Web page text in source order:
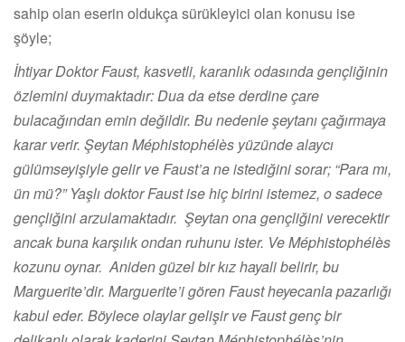
sahip olan eserin oldukça sürükleyici olan konusu ise
şöyle;
İhtiyar Doktor Faust, kasvetli, karanlık odasında gençliğinin
özlemini duymaktadır: Dua da etse derdine çare
bulacağından emin değildir. Bu nedenle şeytanı çağırmaya
karar verir. Şeytan Méphistophélès yüzünde alaycı
gülümseyişiyle gelir ve Faust’a ne istediğini sorar; “Para mı,
ün mü?” Yaşlı doktor Faust ise hiç birini istemez, o sadece
gençliğini arzulamaktadır. Şeytan ona gençliğini verecektir
ancak buna karşılık ondan ruhunu ister. Ve Méphistophélès
kozunu oynar. Aniden güzel bir kız hayali belirir, bu
Marguerite’dir. Marguerite’i gören Faust heyecanla pazarlığı
kabul eder. Böylece olaylar gelişir ve Faust genç bir